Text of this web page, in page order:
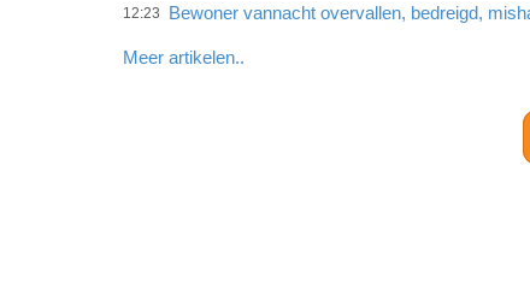
12:23 Bewoner vannacht overvallen, bedreigd,
Meer artikelen..